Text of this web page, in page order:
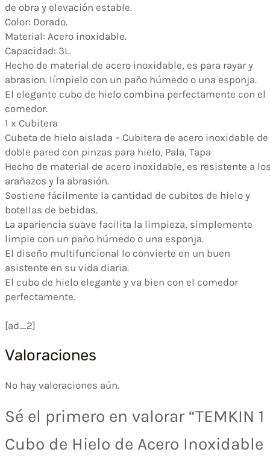
de obra y elevación estable.
Color: Dorado.
Material: Acero inoxidable.
Capacidad: 3L.
Hecho de material de acero inoxidable, es para rayar y
abrasion. límpielo con un paño húmedo o una esponja.
El elegante cubo de hielo combina perfectamente con el
comedor.
1 x Cubitera
Cubeta de hielo aislada – Cubitera de acero inoxidable de
doble pared con pinzas para hielo, Pala, Tapa
Hecho de material de acero inoxidable, es resistente a
arañazos y la abrasión.
Sostiene fácilmente la cantidad de cubitos de hielo y
botellas de bebidas.
La apariencia suave facilita la limpieza, simplemente
limpie con un paño húmedo o una esponja.
El diseño multifuncional lo convierte en un buen
asistente en su vida diaria.
El cubo de hielo elegante y va bien con el comedor
perfectamente.
[ad_2]
Valoraciones
No hay valoraciones aún.
Sé el primero en valorar “TEMKIN 1
Cubo de Hielo de Acero Inoxidable